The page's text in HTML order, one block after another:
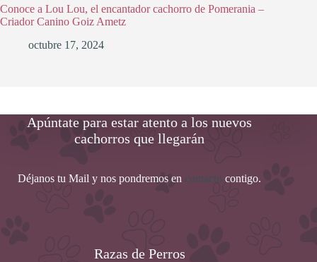
Conoce a Lou Lou, el encantador cachorro de Pomerania –
Criador Canino Goiz Ametz
octubre 17, 2024
Apúntate para estar atento a los nuevos
cachorros que llegarán
Déjanos tu Mail y nos pondremos en contactocontigo.
Razas de Perros